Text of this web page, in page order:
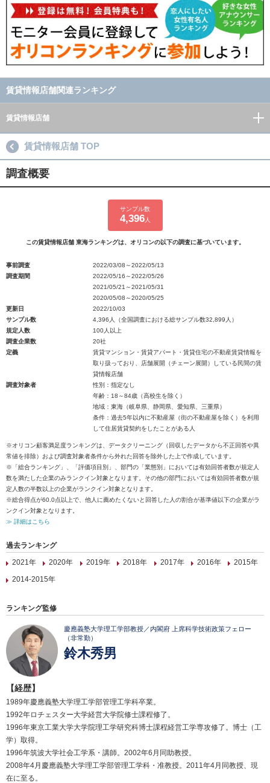
賃貸情報店舗関連ランキング
賃貸情報店舗
賃貸情報店舗 TOP
調査概要
サンプル数
4,396人
この賃貸情報店舗 東海ランキングは、オリコンの以下の調査に基づいています。
事前調査
2022/03/08～2022/05/13
調査期間
2022/05/16～2022/05/26
2021/05/21～2021/05/31
2020/05/08～2020/05/25
更新日
2022/10/03
サンプル数
4,396人（全国調査における総サンプル数32,899人）
規定人数
100人以上
調査企業数
20社
定義
賃貸マンション・賃貸アパート・賃貸住宅の不動産賃貸情報を
取り扱っており、店舗展開（チェーン展開）している民間の賃
貸情報店舗
調査対象者
性別：指定なし
年齢：18～84歳（高校生を除く）
地域：東海（岐阜県、静岡県、愛知県、三重県）
条件：過去5年以内に不動産屋（街の不動産屋を除く）を利用
して住居賃貸契約をしたことがある人
※オリコン顧客満足度ランキングは、データクリーニング（回収したデータから不正回答や異
常値を排除）および調査対象者条件から外れた回答を除外した上で作成しています。
※「総合ランキング」、「評価項目別」、部門の「業態別」においては有効回答者数が規定人
数を満たした企業のみランクイン対象となります。その他の部門においては有効回答者数が規
定人数の半数以上の企業がランクイン対象となります。
※総合得点が60.0点以上で、他人に薦めたくないと回答した人の割合が基準値以下の企業がラ
ンクイン対象となります。
≫ 詳細はこちら
過去ランキング
2021年
2020年 2019年 2018年 2017年 2016年
2015年
2014-2015年
ランキング監修
慶應義塾大学理工学部教授／内閣府 上席科学技術政策フェロー
（非常勤）
鈴木秀男
【経歴】
1989年慶應義塾大学理工学部管理工学科卒業。
1992年ロチェスター大学経営大学院修士課程修了。
1996年東京工業大学大学院理工学研究科博士課程経営工学専攻修了。博士（工
学）取得。
1996年筑波大学社会工学系・講師。2002年6月同助教授。
2008年4月慶應義塾大学理工学部管理工学科・准教授。2011年4月同教授、現
在に至る。